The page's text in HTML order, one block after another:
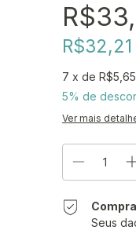
R$32,21
7 x de R$5,65
5% de
Ver mais
Seus